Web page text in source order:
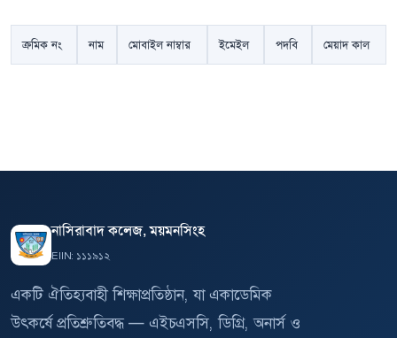
ক্রমিক নং নাম মোবাইল নাম্বার ইমেইল পদবি মেয়াদ কাল
নাসিরাবাদ কলেজ, ময়মনসিংহ
EIIN: ১১১৯১২
একটি ঐতিহ্যবাহী শিক্ষাপ্রতিষ্ঠান, যা একাডেমিক
উৎকর্ষে প্রতিশ্রুতিবদ্ধ — এইচএসসি, ডিগ্রি, অনার্স ও